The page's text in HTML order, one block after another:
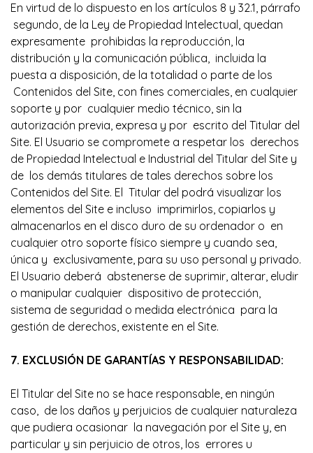
En virtud de lo dispuesto en los artículos 8 y 32.1, párrafo
segundo, de la Ley de Propiedad Intelectual, quedan
expresamente prohibidas la reproducción, la
distribución y la comunicación pública, incluida la
puesta a disposición, de la totalidad o parte de los
Contenidos del Site, con fines comerciales, en cualquier
soporte y por cualquier medio técnico, sin la
autorización previa, expresa y por escrito del Titular del
Site. El Usuario se compromete a respetar los derechos
de Propiedad Intelectual e Industrial del Titular del Site y
de los demás titulares de tales derechos sobre los
Contenidos del Site. El Titular del podrá visualizar los
elementos del Site e incluso imprimirlos, copiarlos y
almacenarlos en el disco duro de su ordenador o en
cualquier otro soporte físico siempre y cuando sea,
única y exclusivamente, para su uso personal y privado.
El Usuario deberá abstenerse de suprimir, alterar, eludir
o manipular cualquier dispositivo de protección,
sistema de seguridad o medida electrónica para la
gestión de derechos, existente en el Site.
7. EXCLUSIÓN DE GARANTÍAS Y RESPONSABILIDAD:
El Titular del Site no se hace responsable, en ningún
caso, de los daños y perjuicios de cualquier naturaleza
que pudiera ocasionar la navegación por el Site y, en
particular y sin perjuicio de otros, los errores u